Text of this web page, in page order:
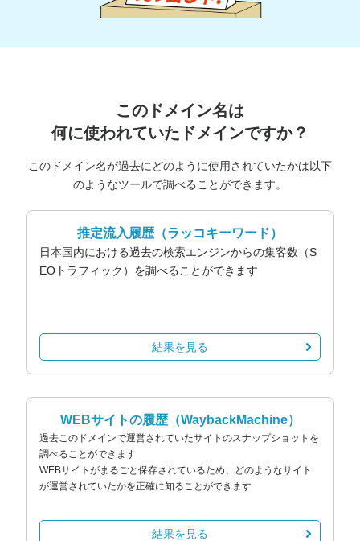
このドメイン名は
何に使われていたドメインですか？
このドメイン名が過去にどのように使用されていたかは以下
のようなツールで調べることができます。
推定流入履歴（ラッコキーワード）
日本国内における過去の検索エンジンからの集客数（S
EOトラフィック）を調べることができます
結果を見る
WEBサイトの履歴（WaybackMachine）
過去このドメインで運営されていたサイトのスナップショットを
調べることができます
WEBサイトがまるごと保存されているため、どのようなサイト
が運営されていたかを正確に知ることができます
結果を見る